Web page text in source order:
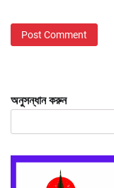
অনুসন্ধান করুন